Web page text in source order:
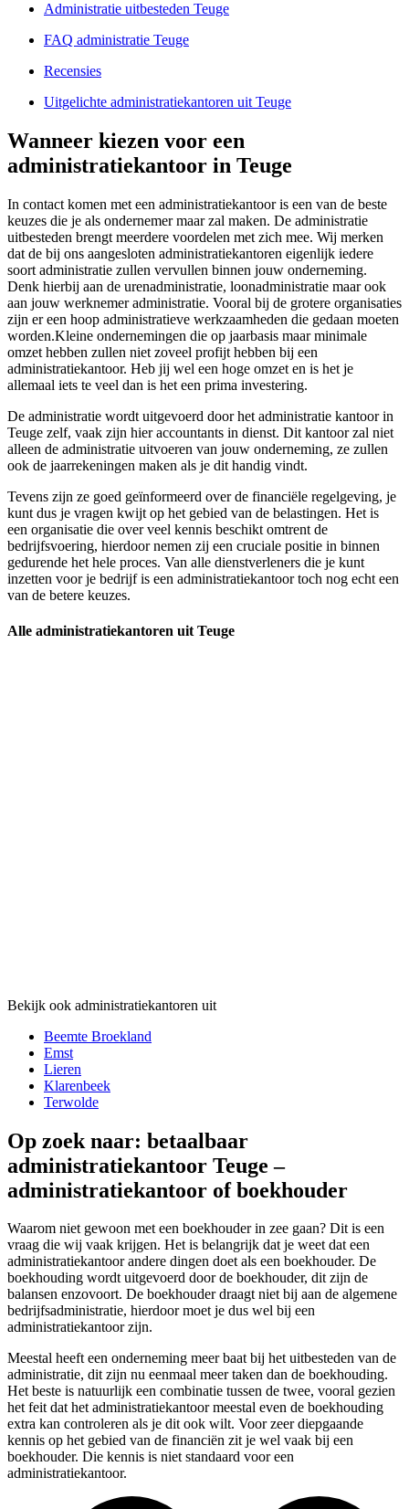
Administratie uitbesteden Teuge
FAQ administratie Teuge
Recensies
Uitgelichte administratiekantoren uit Teuge
Wanneer kiezen voor een
administratiekantoor in Teuge
In contact komen met een administratiekantoor is een van de beste
keuzes die je als ondernemer maar zal maken. De administratie
uitbesteden brengt meerdere voordelen met zich mee. Wij merken
dat de bij ons aangesloten administratiekantoren eigenlijk iedere
soort administratie zullen vervullen binnen jouw onderneming.
Denk hierbij aan de urenadministratie, loonadministratie maar ook
aan jouw werknemer administratie. Vooral bij de grotere organisaties
zijn er een hoop administratieve werkzaamheden die gedaan moeten
worden.Kleine ondernemingen die op jaarbasis maar minimale
omzet hebben zullen niet zoveel profijt hebben bij een
administratiekantoor. Heb jij wel een hoge omzet en is het je
allemaal iets te veel dan is het een prima investering.
De administratie wordt uitgevoerd door het administratie kantoor in
Teuge zelf, vaak zijn hier accountants in dienst. Dit kantoor zal niet
alleen de administratie uitvoeren van jouw onderneming, ze zullen
ook de jaarrekeningen maken als je dit handig vindt.
Tevens zijn ze goed geïnformeerd over de financiële regelgeving, je
kunt dus je vragen kwijt op het gebied van de belastingen. Het is
een organisatie die over veel kennis beschikt omtrent de
bedrijfsvoering, hierdoor nemen zij een cruciale positie in binnen
gedurende het hele proces. Van alle dienstverleners die je kunt
inzetten voor je bedrijf is een administratiekantoor toch nog echt een
van de betere keuzes.
Alle administratiekantoren uit Teuge
Bekijk ook administratiekantoren uit
Beemte Broekland
Emst
Lieren
Klarenbeek
Terwolde
Op zoek naar: betaalbaar
administratiekantoor Teuge –
administratiekantoor of boekhouder
Waarom niet gewoon met een boekhouder in zee gaan? Dit is een
vraag die wij vaak krijgen. Het is belangrijk dat je weet dat een
administratiekantoor andere dingen doet als een boekhouder. De
boekhouding wordt uitgevoerd door de boekhouder, dit zijn de
balansen enzovoort. De boekhouder draagt niet bij aan de algemene
bedrijfsadministratie, hierdoor moet je dus wel bij een
administratiekantoor zijn.
Meestal heeft een onderneming meer baat bij het uitbesteden van de
administratie, dit zijn nu eenmaal meer taken dan de boekhouding.
Het beste is natuurlijk een combinatie tussen de twee, vooral gezien
het feit dat het administratiekantoor meestal even de boekhouding
extra kan controleren als je dit ook wilt. Voor zeer diepgaande
kennis op het gebied van de financiën zit je wel vaak bij een
boekhouder. Die kennis is niet standaard voor een
administratiekantoor.